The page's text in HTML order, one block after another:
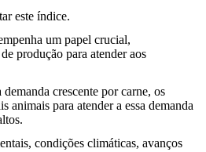
este índice.
um papel crucial,
produção para atender aos
crescente por carne, os
animais para atender a essa demanda
condições climáticas, avanços